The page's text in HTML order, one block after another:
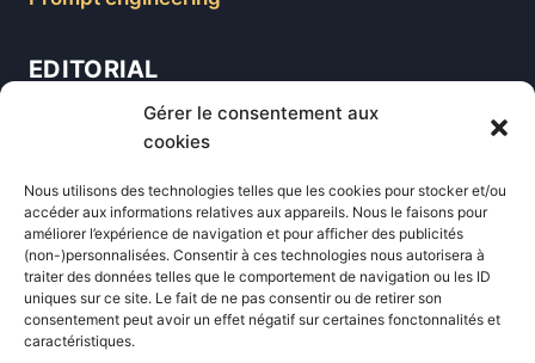
Gérer le consentement aux
cookies
Nous utilisons des technologies telles que les cookies pour stocker et/ou
accéder aux informations relatives aux appareils. Nous le faisons pour
améliorer l’expérience de navigation et pour afficher des publicités
(non-)personnalisées. Consentir à ces technologies nous autorisera à
traiter des données telles que le comportement de navigation ou les ID
uniques sur ce site. Le fait de ne pas consentir ou de retirer son
consentement peut avoir un effet négatif sur certaines fonctonnalités et
caractéristiques.
EDITORIAL
Formations
Newsletter
Équipe éditoriale
Politique éditoriale
Méthodologie de test